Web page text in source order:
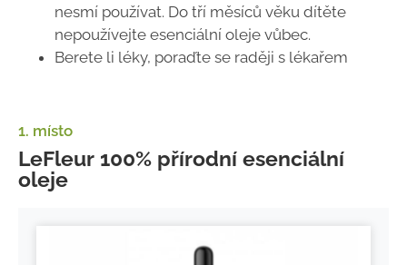
nesmí používat. Do tří měsíců věku dítěte
nepoužívejte esenciální oleje vůbec.
Berete li léky, poraďte se raději s lékařem
1. místo
LeFleur 100% přírodní esenciální
oleje